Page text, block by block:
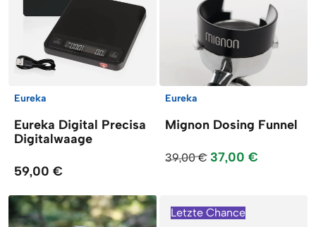
Eureka
Eureka Digital Precisa
Digitalwaage
59,00 €
Eureka
Mignon Dosing Funnel
39,00 € 37,00 €
Letzte Chance